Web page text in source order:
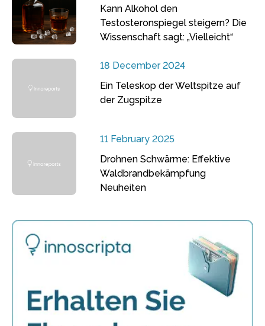
Kann Alkohol den
Testosteronspiegel steigern? Die
Wissenschaft sagt: „Vielleicht“
18 December 2024
Ein Teleskop der Weltspitze auf
der Zugspitze
11 February 2025
Drohnen Schwärme: Effektive
Waldbrandbekämpfung
Neuheiten